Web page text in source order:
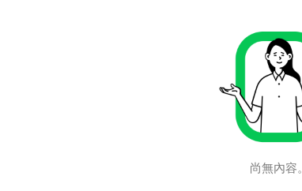
尚無內容。